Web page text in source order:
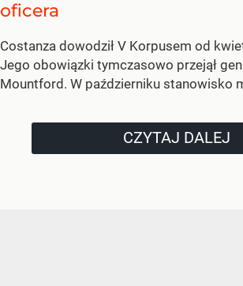
oficera
Costanza dowodził V Korpusem od
Jego obowiązki tymczasowo przejął
Mountford. W październiku stanowisko
CZYTAJ DALEJ